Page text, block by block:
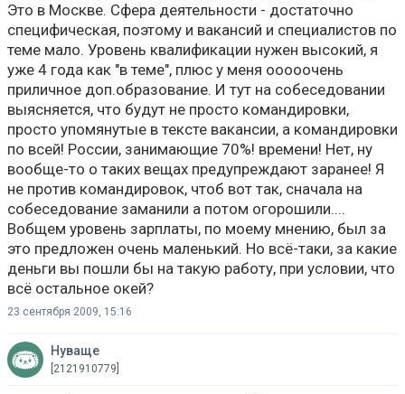
Это в Москве. Сфера деятельности - достаточно
специфическая, поэтому и вакансий и специалистов по
теме мало. Уровень квалификации нужен высокий, я
уже 4 года как "в теме", плюс у меня ооооочень
приличное доп.образование. И тут на собеседовании
выясняется, что будут не просто командировки,
просто упомянутые в тексте вакансии, а командировки
по всей! России, занимающие 70%! времени! Нет, ну
вообще-то о таких вещах предупреждают заранее! Я
не против командировок, чтоб вот так, сначала на
собеседование заманили а потом огорошили....
Вобщем уровень зарплаты, по моему мнению, был за
это предложен очень маленький. Но всё-таки, за какие
деньги вы пошли бы на такую работу, при условии, что
всё остальное окей?
23 сентября 2009, 15:16
Нуваще
[2121910779]